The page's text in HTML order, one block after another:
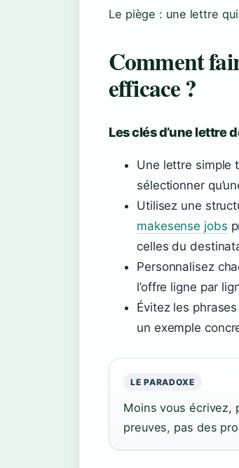
Le piège : une lettre
Comment
efficace ?
Les clés d’une lettre
Une lettre simple
sélectionner
Utilisez une
makesense jobs
celles du
Personnalisez
l’offre ligne par
Évitez les
un exemple
LE PARADOXE
Moins vous écrivez,
preuves, pas des